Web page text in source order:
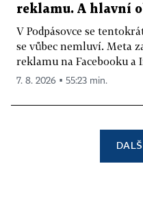
reklamu. A hlavní
V Podpásovce se
se vůbec nemluví. Meta
reklamu na Facebooku a
7. 8. 2026 ▪ 55:23 min.